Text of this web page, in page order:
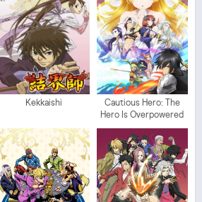
Kekkaishi
Cautious Hero: The
Hero Is Overpowered
but Overly Cautious